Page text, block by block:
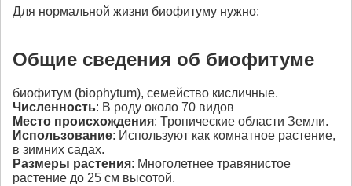
Для нормальной жизни биофитуму нужно:
Общие сведения об биофитуме
биофитум (biophytum), семейство кисличные.
Численность: В роду около 70 видов
Место происхождения: Тропические области Земли.
Использование: Используют как комнатное растение,
в зимних садах.
Размеры растения: Многолетнее травянистое
растение до 25 см высотой.